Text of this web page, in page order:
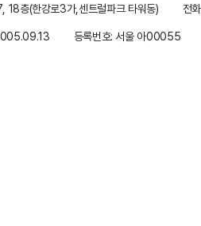
18층(한강로3가,센트럴파크 타워동)
전
등록번호: 서울 아00055